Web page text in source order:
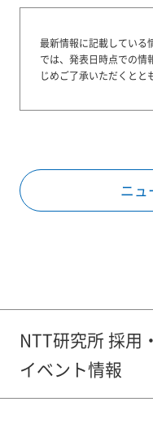
最新情報に記載している
では、発表日時点での情
じめご了承いただくとと
ニュ
NTT研究所 採用
イベント情報